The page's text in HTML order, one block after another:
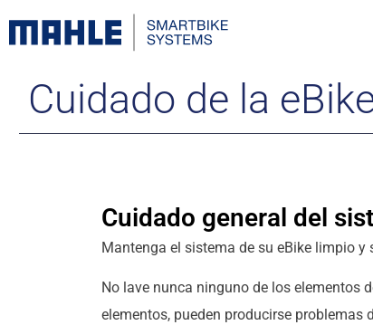
Cuidado de la
Cuidado general del
Mantenga el sistema de su eBike limpio y
No lave nunca ninguno de los elementos
elementos, pueden producirse